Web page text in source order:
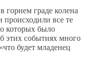
горнем граде колена
происходили все те
которых было
этих событиях много
будет младенец